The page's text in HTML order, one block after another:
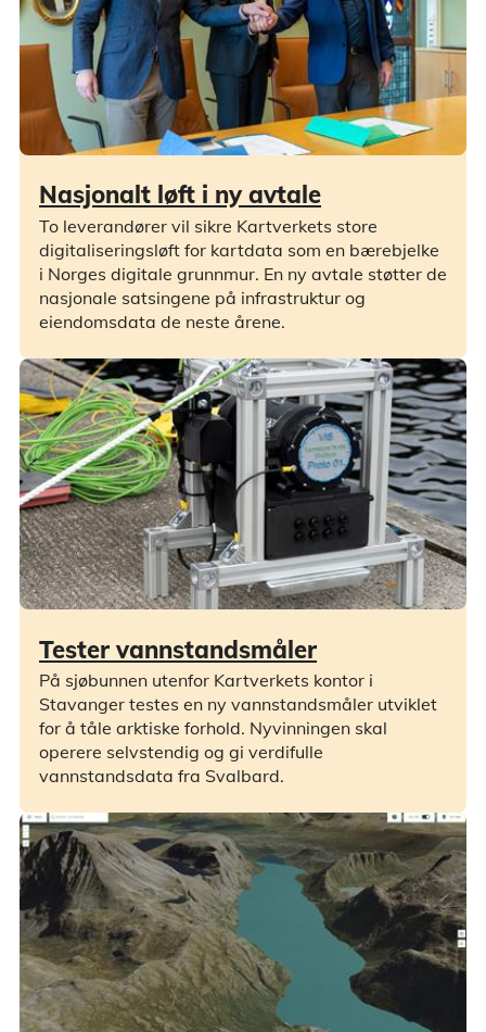
Nasjonalt løft i ny avtale
To leverandører vil sikre Kartverkets store
digitaliseringsløft for kartdata som en bærebjelke
i Norges digitale grunnmur. En ny avtale støtter de
nasjonale satsingene på infrastruktur og
eiendomsdata de neste årene.
Tester vannstandsmåler
På sjøbunnen utenfor Kartverkets kontor i
Stavanger testes en ny vannstandsmåler utviklet
for å tåle arktiske forhold. Nyvinningen skal
operere selvstendig og gi verdifulle
vannstandsdata fra Svalbard.